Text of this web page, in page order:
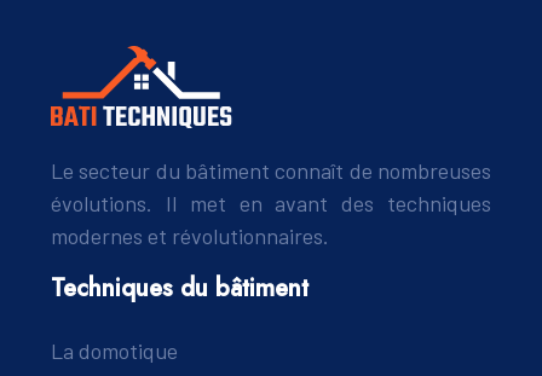
Le secteur du bâtiment connaît de nombreuses
évolutions. Il met en avant des techniques
modernes et révolutionnaires.
Techniques du bâtiment
La domotique